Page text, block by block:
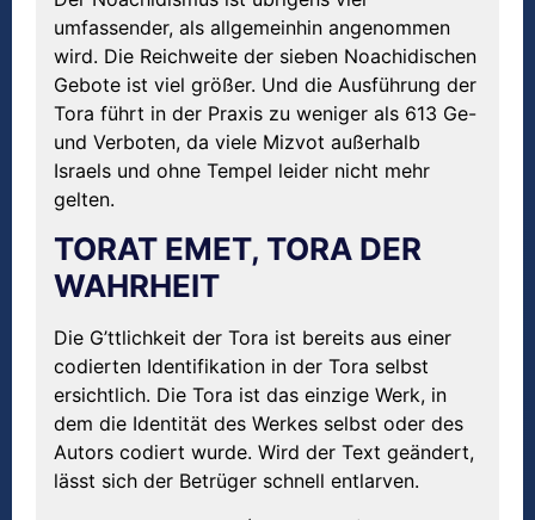
umfassender, als allgemeinhin angenommen
wird. Die Reichweite der sieben Noachidischen
Gebote ist viel größer. Und die Ausführung der
Tora führt in der Praxis zu weniger als 613 Ge-
und Verboten, da viele Mizvot außerhalb
Israels und ohne Tempel leider nicht mehr
gelten.
TORAT EMET, TORA DER
WAHRHEIT
Die G’ttlichkeit der Tora ist bereits aus einer
codierten Identifikation in der Tora selbst
ersichtlich. Die Tora ist das einzige Werk, in
dem die Identität des Werkes selbst oder des
Autors codiert wurde. Wird der Text geändert,
lässt sich der Betrüger schnell entlarven.